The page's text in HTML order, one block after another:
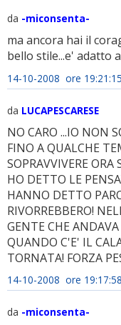
da -miconsenta-
ma ancora hai il
bello stile...e' adatto
14-10-2008 ore 19:21:15
da LUCAPESCARESE
NO CARO ...IO NON
FINO A QUALCHE
SOPRAVVIVERE ORA
HO DETTO LE
HANNO DETTO
RIVORREBBERO!
GENTE CHE
QUANDO C'E' IL
TORNATA! FORZA
14-10-2008 ore 19:17:58
da -miconsenta-